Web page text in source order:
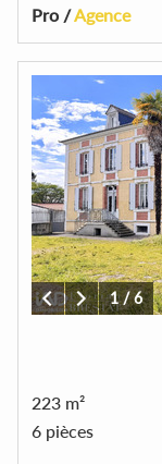
Pro /Agence
1/6
223 m²
6 pièces